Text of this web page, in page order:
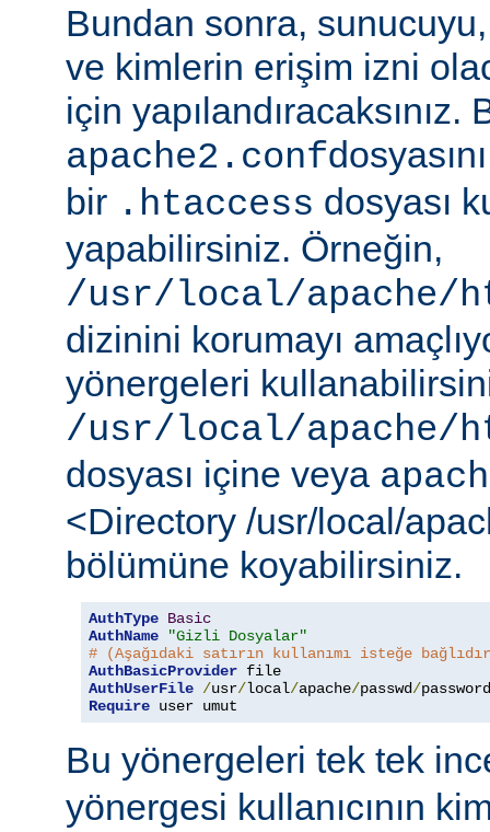
Bundan sonra,
ve kimlerin erişim izni
için yapılandıracaksınız.
apache2.conf
bir .htaccess dosyası
yapabilirsiniz. Örneğin,
/usr/local/apache/
dizinini korumayı
yönergeleri
/usr/local/apache/
dosyası içine veya
<Directory /usr/local/
bölümüne koyabilirsiniz.
AuthType Basic
AuthName
"Gizli Dosyalar"
# (Aşağıdaki satırın kullanımı isteğe
AuthBasicProvider
AuthUserFile /usr/local/apache/passwd/
Require user umut
Bu yönergeleri tek tek
yönergesi kullanıcının